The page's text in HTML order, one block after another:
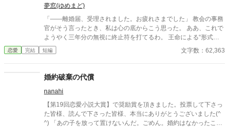
夢窓(ゆめまど)
「――離婚届、受理されました。お疲れさまでした」 教会の事務
官がそう言ったとき、私は心の底からこう思った。 ああ、これで
ようやく三年分の無視に終止符を打てるわ。 王命による“形式結
婚”。 夫の顔も知らず、手紙もなし、戦地から帰ってきたという
噂すらない。 だから、はい、離婚。勝手に。 白い結婚だったの
恋愛 完結 短編 文字数：62,363
婚約破棄の代償
nanahi
【第19回恋愛小説大賞】で奨励賞を頂きました。投票して下さっ
た皆様、読んで下さった皆様、本当にありがとうございました(^
^) 「あの子を放って置けないんだ。ごめん。婚約はなかったこと